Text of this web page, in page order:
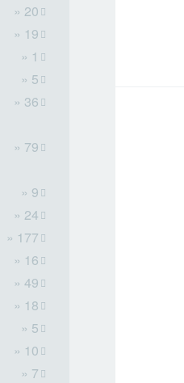
» 20
» 19
» 1
» 5
» 36
» 79
» 9
» 24
» 177
» 16
» 49
» 18
» 5
» 10
» 7